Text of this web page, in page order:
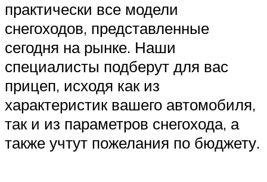
практически все модели
снегоходов, представленные
сегодня на рынке. Наши
специалисты подберут для вас
прицеп, исходя как из
характеристик вашего автомобиля,
так и из параметров снегохода, а
также учтут пожелания по бюджету.